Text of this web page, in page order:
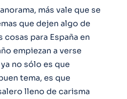
más vale que se
que dejen algo de
cosas para España en
empiezan a verse
no sólo es que
tema, es que
lleno de carisma